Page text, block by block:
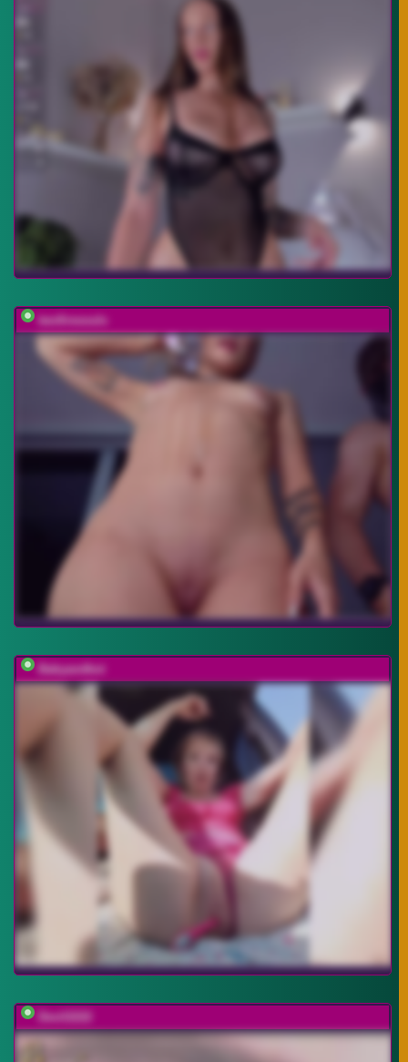
twofiresouls
Babyandkot
Devil2222